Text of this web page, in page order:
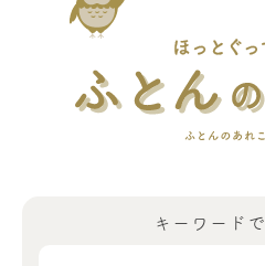
キーワードで